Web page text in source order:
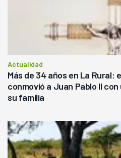
Actualidad
Más de 34 años en La
conmovió a Juan Pablo II
su familia